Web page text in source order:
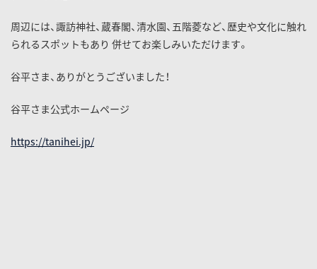
周辺には、諏訪神社、蔵春閣、清水園、五階菱など、歴史や文化に触れ
られるスポットもあり 併せてお楽しみいただけます。
谷平さま、ありがとうございました！
谷平さま公式ホームページ
https://tanihei.jp/